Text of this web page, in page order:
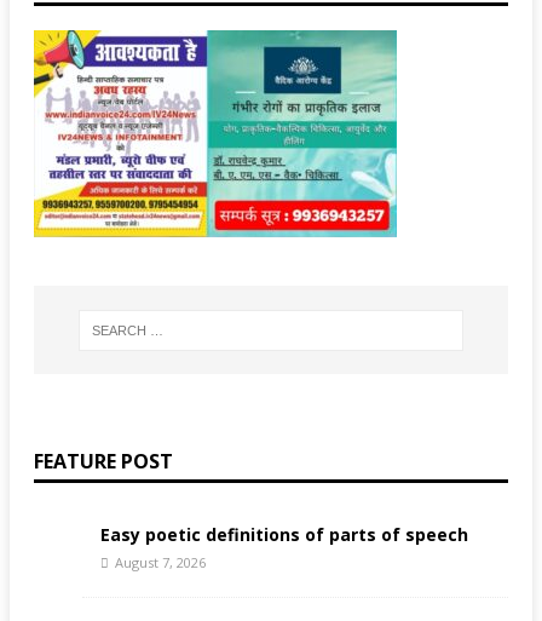
FEATURE POST
Easy poetic definitions of parts of speech
August 7, 2026